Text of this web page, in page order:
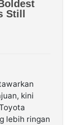
kini
lebih ringan